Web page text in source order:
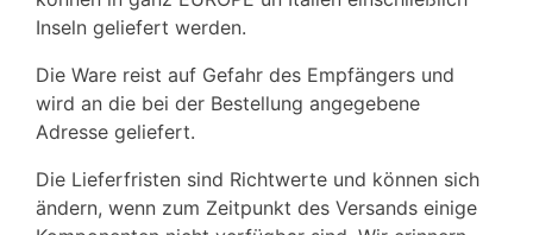
Inseln geliefert werden.
Die Ware reist auf Gefahr des Empfängers und
wird an die bei der Bestellung angegebene
Adresse geliefert.
Die Lieferfristen sind Richtwerte und können sich
ändern, wenn zum Zeitpunkt des Versands einige